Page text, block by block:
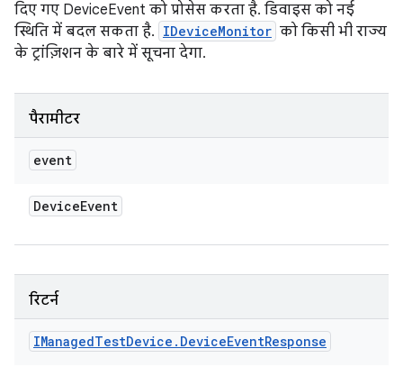
दिए गए DeviceEvent को प्रोसेस करता है. डिवाइस को नई
स्थिति में बदल सकता है. IDeviceMonitor को किसी भी राज्य
के ट्रांज़िशन के बारे में सूचना देगा.
पैरामीटर
event
DeviceEvent
रिटर्न
IManagedTestDevice . DeviceEventResponse